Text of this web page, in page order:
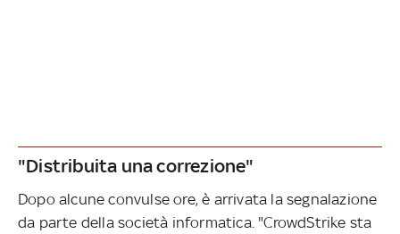
"Distribuita una correzione"
Dopo alcune convulse ore, è arrivata la segnalazione
da parte della società informatica. "CrowdStrike sta